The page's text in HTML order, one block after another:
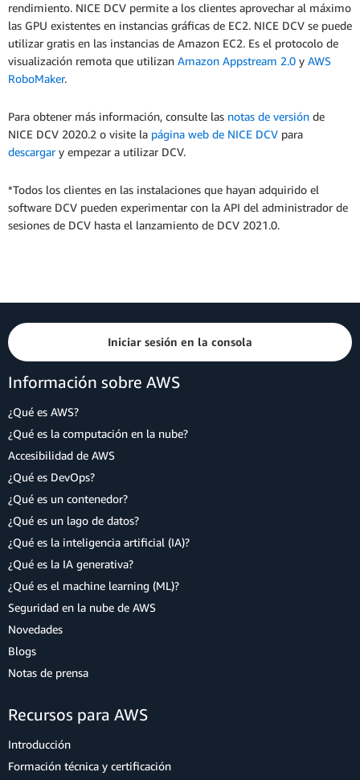
rendimiento. NICE DCV permite a los clientes aprovechar al máximo
las GPU existentes en instancias gráficas de EC2. NICE DCV se puede
utilizar gratis en las instancias de Amazon EC2. Es el protocolo de
visualización remota que utilizan Amazon Appstream 2.0 y AWS
RoboMaker.
Para obtener más información, consulte las notas de versión de
NICE DCV 2020.2 o visite la página web de NICE DCV para
descargary empezar a utilizar DCV.
*Todos los clientes en las instalaciones que hayan adquirido el
software DCV pueden experimentar con la API del administrador de
sesiones de DCV hasta el lanzamiento de DCV 2021.0.
Iniciar sesión en la consola
Información sobre AWS
¿Qué es AWS?
¿Qué es la computación en la nube?
Accesibilidad de AWS
¿Qué es DevOps?
¿Qué es un contenedor?
¿Qué es un lago de datos?
¿Qué es la inteligencia artificial (IA)?
¿Qué es la IA generativa?
¿Qué es el machine learning (ML)?
Seguridad en la nube de AWS
Novedades
Blogs
Notas de prensa
Recursos para AWS
Introducción
Formación técnica y certificación